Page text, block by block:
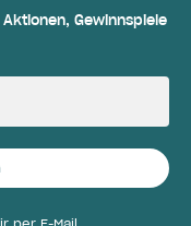
Gewinnspiele